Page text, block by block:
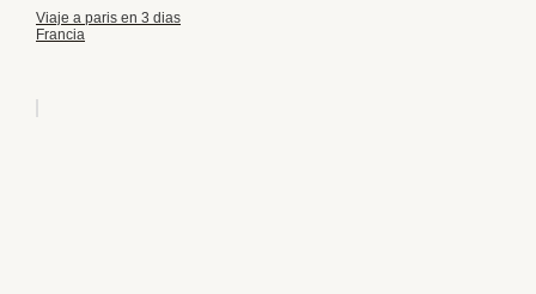
Viaje a paris en 3 dias
Francia